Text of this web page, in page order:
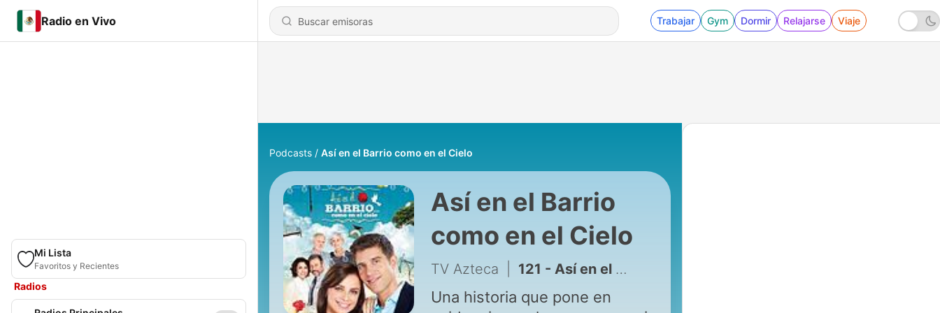
Radio en Vivo Trabajar Gym Dormir Relajarse Viaje
Mi Lista
Favoritos y Recientes
Radios
Podcasts Así en el Barrio como en el Cielo
Así en el Barrio
como en el Cielo
TV Azteca 121 - Así en el Barrio como en el Cielo - 120
Una historia que pone en